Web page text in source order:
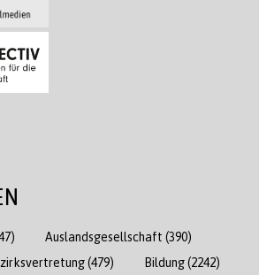
Auslandsgesellschaft (390)
(479) Bildung(2242)